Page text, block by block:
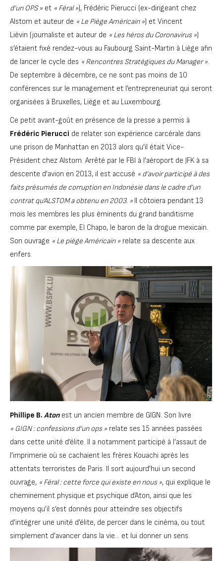
d’un OPS » et « Féral »), Frédéric Pierucci (ex-dirigeant chez
Alstom et auteur de « Le Piège Américain ») et Vincent
Liévin (journaliste et auteur de « Les héros du Coronavirus »)
s’étaient fixé rendez-vous au Faubourg Saint-Martin à Liège afin
de lancer le cycle des « Rencontres Stratégiques du Manager ».
De septembre à décembre, ce ne sont pas moins de 10
conférences sur le management et l’entrepreneuriat qui seront
organisées à Bruxelles, Liège et au Luxembourg.
Ce petit avant-goût en présence de la presse a permis à
Frédéric Pierucci de relater son expérience carcérale dans
une prison de Manhattan en 2013 alors qu’il était Vice-
Président chez Alstom. Arrêté par le FBI à l’aéroport de JFK à sa
descente d’avion en 2013, il est accusé « d’avoir participé à des
faits présumés de corruption en Indonésie dans le cadre d’un
contrat qu’ALSTOM a obtenu en 2003. » Il côtoiera pendant 13
mois les membres les plus éminents du grand banditisme
comme par exemple, El Chapo, le baron de la drogue mexicain.
Son ouvrage « Le piège Américain » relate sa descente aux
enfers.
Phillipe B. Atonest un ancien membre de GIGN. Son livre
« GIGN : confessions d’un ops » relate ses 15 années passées
dans cette unité d’élite. Il a notamment participé à l’assaut de
l’imprimerie où se cachaient les frères Kouachi après les
attentats terroristes de Paris. Il sort aujourd’hui un second
ouvrage, « Féral : cette force qui existe en nous », qui explique le
cheminement physique et psychique d’Aton, ainsi que les
moyens qu’il s’est donnés pour atteindre ses objectifs
d’intégrer une unité d’élite, de percer dans le cinéma, ou tout
simplement d’avancer dans la vie… et lui donner un sens.